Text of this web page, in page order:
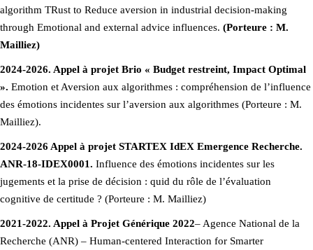
algorithm TRust to Reduce aversion in industrial decision-making
through Emotional and external advice influences. (Porteure : M.
Mailliez)
2024-2026. Appel à projet Brio « Budget restreint, Impact Optimal
». Emotion et Aversion aux algorithmes : compréhension de l’influence
des émotions incidentes sur l’aversion aux algorithmes (Porteure : M.
Mailliez).
2024-2026 Appel à projet STARTEX IdEX Emergence Recherche.
ANR-18-IDEX0001. Influence des émotions incidentes sur les
jugements et la prise de décision : quid du rôle de l’évaluation
cognitive de certitude ? (Porteure : M. Mailliez)
2021-2022. Appel à Projet Générique 2022– Agence National de la
Recherche (ANR) – Human-centered Interaction for Smarter